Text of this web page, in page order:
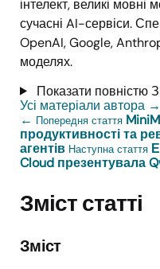
інтелект, великі мовні
сучасні AI-сервіси.
OpenAI, Google,
моделях.
Показати повністю
Усі матеріали автора →
← Попередня стаття
продуктивності та
агентів Наступна стаття
Cloud презентувала
Зміст статті
Зміст